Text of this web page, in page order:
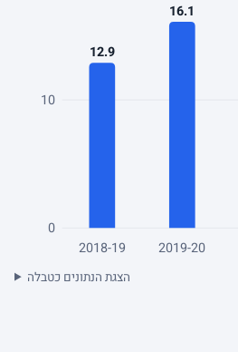
0
10
12.9
2018-19
16.1
2019-20
הצגת הנתונים כטבלה